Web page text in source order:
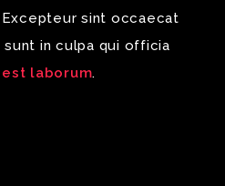
sint occaecat
in culpa qui officia
est laborum.